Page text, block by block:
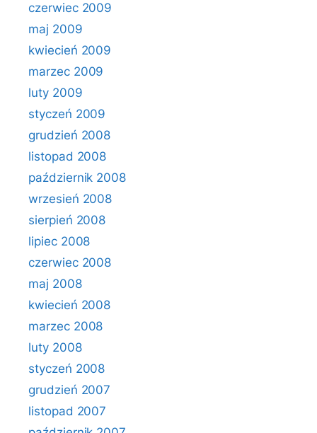
czerwiec 2009
maj 2009
kwiecień 2009
marzec 2009
luty 2009
styczeń 2009
grudzień 2008
listopad 2008
październik 2008
wrzesień 2008
sierpień 2008
lipiec 2008
czerwiec 2008
maj 2008
kwiecień 2008
marzec 2008
luty 2008
styczeń 2008
grudzień 2007
listopad 2007